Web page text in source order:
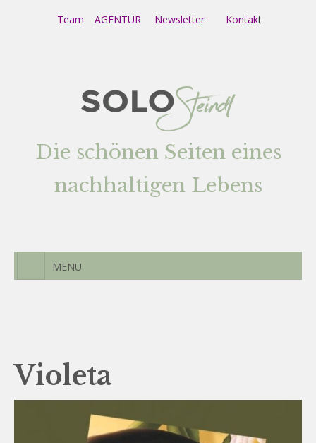
Team AGENTUR Newsletter Kontakt
Die schönen Seiten eines
nachhaltigen Lebens
MENU
Violeta